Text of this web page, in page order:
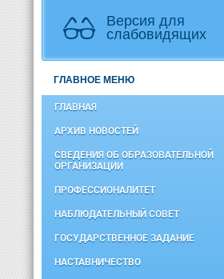
Версия для
слабовидящих
ГЛАВНОЕ МЕНЮ
ГЛАВНАЯ
АРХИВ НОВОСТЕЙ
СВЕДЕНИЯ ОБ ОБРАЗОВАТЕЛЬНОЙ
ОРГАНИЗАЦИИ
ПРОФЕССИОНАЛИТЕТ
НАБЛЮДАТЕЛЬНЫЙ СОВЕТ
ГОСУДАРСТВЕННОЕ ЗАДАНИЕ
НАСТАВНИЧЕСТВО